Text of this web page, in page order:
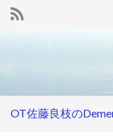
OT佐藤良枝の